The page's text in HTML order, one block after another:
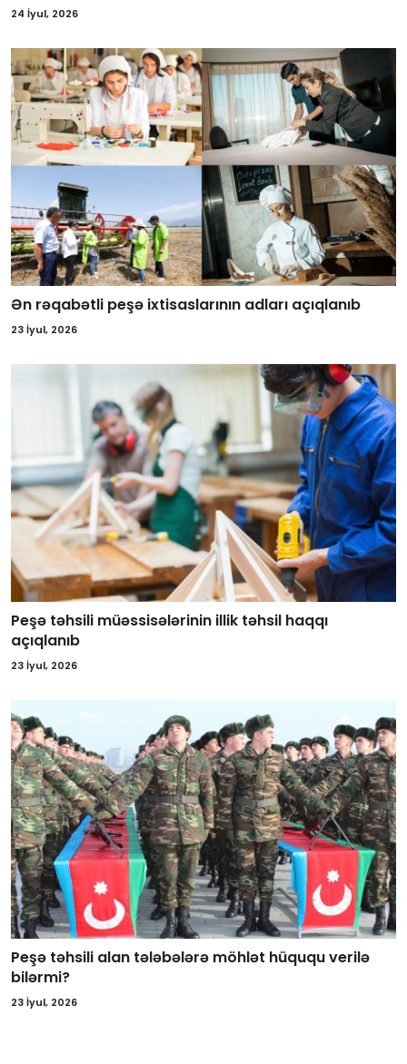
24 İyul, 2026
Ən rəqabətli peşə ixtisaslarının adları açıqlanıb
23 İyul, 2026
Peşə təhsili müəssisələrinin illik təhsil haqqı
açıqlanıb
23 İyul, 2026
Peşə təhsili alan tələbələrə möhlət hüququ verilə
bilərmi?
23 İyul, 2026